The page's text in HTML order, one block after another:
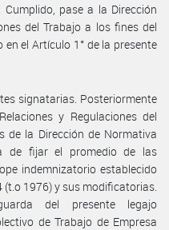
pase a la Dirección
del Trabajo a los fines del
el Artículo 1° de la presente
signatarias. Posteriormente
y Regulaciones del
de la Dirección de Normativa
de fijar el promedio de las
indemnizatorio establecido
(t.o 1976) y sus modificatorias.
del presente legajo
de Trabajo de Empresa